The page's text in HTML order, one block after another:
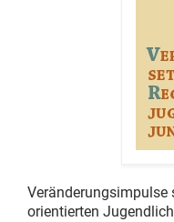
Veränderungsimpulse
orientierten